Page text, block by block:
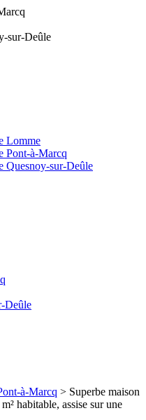
sur-Deûle
Lomme
Pont-à-Marcq
Quesnoy-sur-Deûle
Deûle
à-Marcq > Superbe maison
habitable, assise sur une